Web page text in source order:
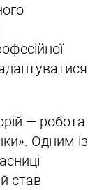
— робота
Одним із
став